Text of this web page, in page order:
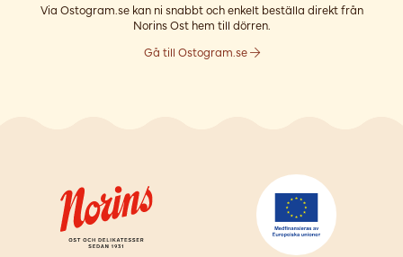
Via Ostogram.se kan ni snabbt och enkelt beställa direkt från
Norins Ost hem till dörren.
Gå till Ostogram.se